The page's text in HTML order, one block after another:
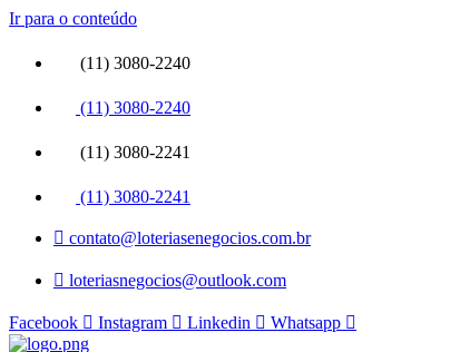
Ir para o conteúdo
(11) 3080-2240
(11) 3080-2240
(11) 3080-2241
(11) 3080-2241
contato@loteriasenegocios.com.br
loteriasnegocios@outlook.com
Facebook Instagram Linkedin Whatsapp